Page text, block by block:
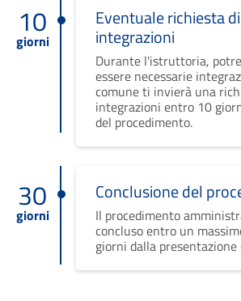
10
giorni
Eventuale richiesta di
integrazioni
Durante l'istruttoria,
essere necessarie
comune ti invierà una
integrazioni entro 10
del procedimento.
30
giorni
Conclusione del
Il procedimento
concluso entro un
giorni dalla